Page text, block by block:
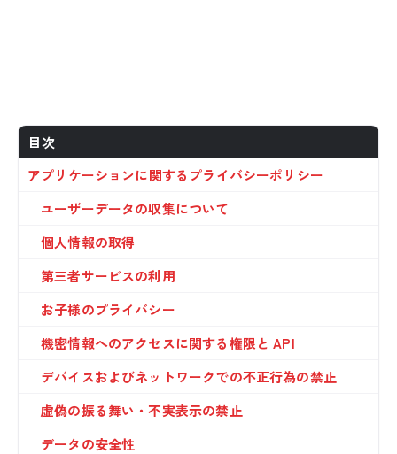
目次
アプリケーションに関するプライバシーポリシー
ユーザーデータの収集について
個人情報の取得
第三者サービスの利用
お子様のプライバシー
機密情報へのアクセスに関する権限と API
デバイスおよびネットワークでの不正行為の禁止
虚偽の振る舞い・不実表示の禁止
データの安全性